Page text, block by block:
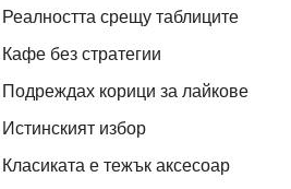
Реалността срещу таблиците
Кафе без стратегии
Подреждах корици за лайкове
Истинският избор
Класиката е тежък аксесоар